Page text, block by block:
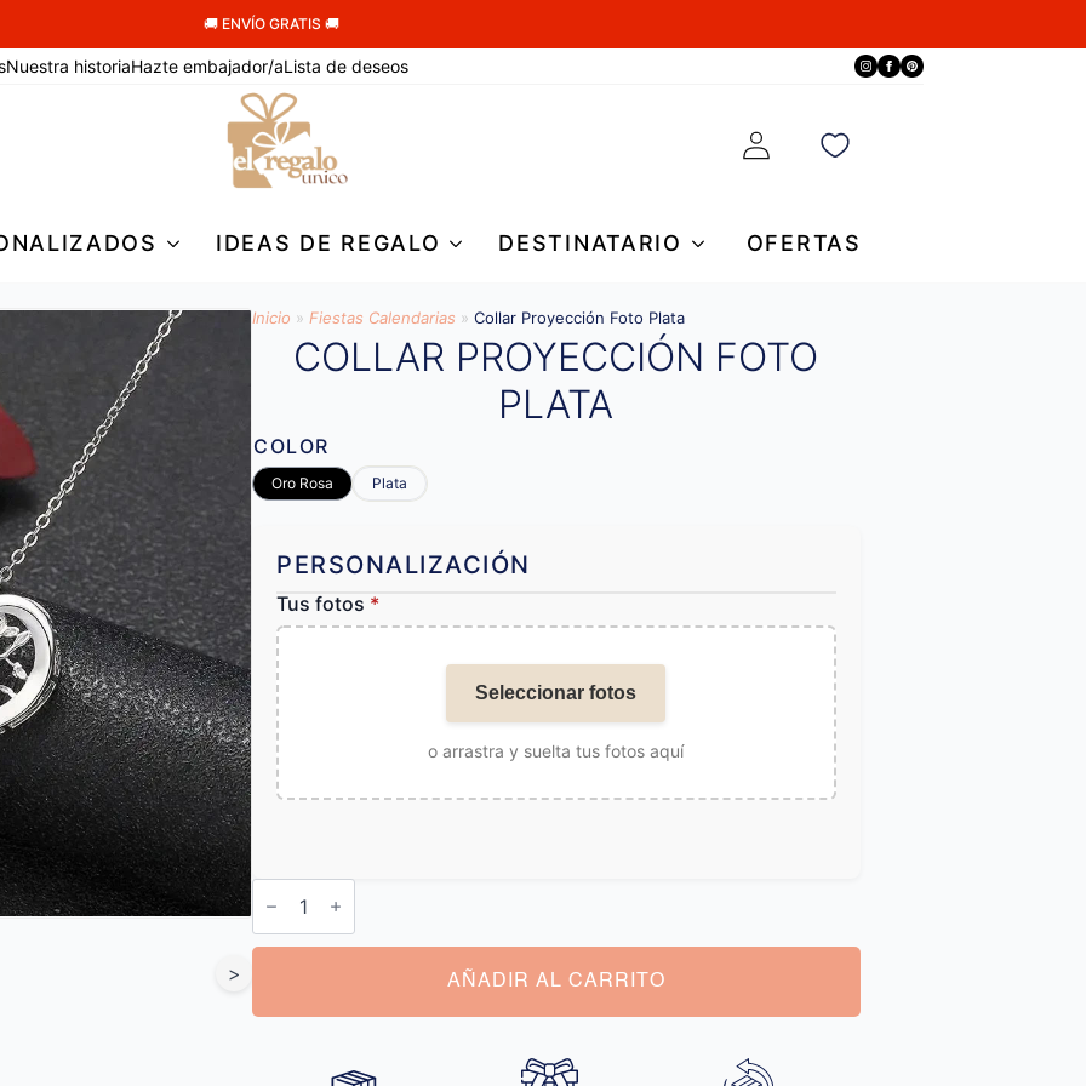
🚚 ENVÍO GRATIS 🚚
Nuestra historiaHazte embajador/aLista de deseos
IDEAS DE REGALO DESTINATARIO OFERTAS
>
Inicio » Fiestas Calendarias » Collar Proyección Foto Plata
COLLAR PROYECCIÓN FOTO
PLATA
COLOR
Oro Rosa Plata
PERSONALIZACIÓN
Tus fotos *
Seleccionar fotos
o arrastra y suelta tus fotos aquí
Collar
Proyección
Plata
AÑADIR AL CARRITO